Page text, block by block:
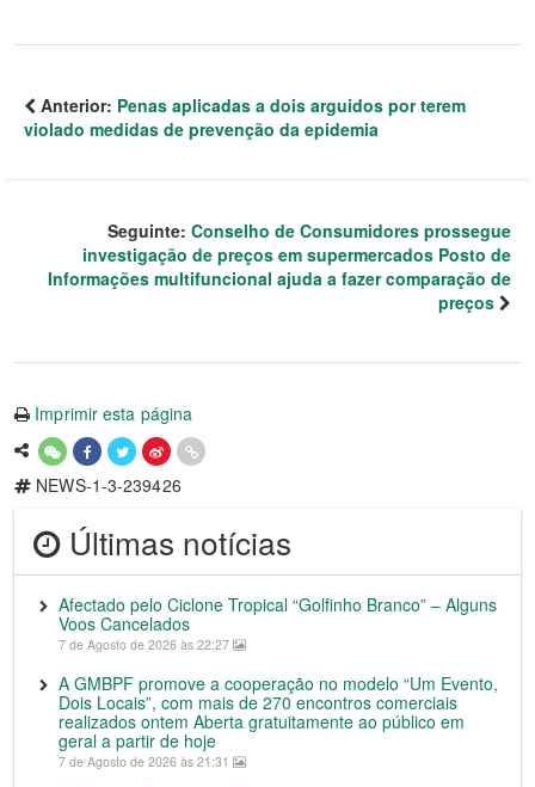
Anterior: Penas aplicadas a dois arguidos por terem
violado medidas de prevenção da epidemia
Seguinte: Conselho de Consumidores prossegue
investigação de preços em supermercados Posto de
Informações multifuncional ajuda a fazer comparação de
preços
Imprimir esta página
NEWS-1-3-239426
Últimas notícias
Afectado pelo Ciclone Tropical “Golfinho Branco” – Alguns
Voos Cancelados
7 de Agosto de 2026 às 22:27
A GMBPF promove a cooperação no modelo “Um Evento,
Dois Locais”, com mais de 270 encontros comerciais
realizados ontem Aberta gratuitamente ao público em
geral a partir de hoje
7 de Agosto de 2026 às 21:31